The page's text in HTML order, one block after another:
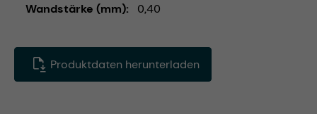
Wandstärke (mm) 0,40
Produktdaten herunterladen